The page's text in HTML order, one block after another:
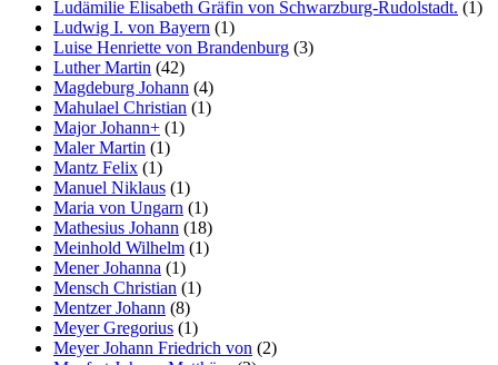
Ludämilie Elisabeth Gräfin von Schwarzburg-Rudolstadt. (1)
Ludwig I. von Bayern (1)
Luise Henriette von Brandenburg (3)
Luther Martin (42)
Magdeburg Johann (4)
Mahulael Christian (1)
Major Johann+ (1)
Maler Martin (1)
Mantz Felix (1)
Manuel Niklaus (1)
Maria von Ungarn (1)
Mathesius Johann (18)
Meinhold Wilhelm (1)
Mener Johanna (1)
Mensch Christian (1)
Mentzer Johann (8)
Meyer Gregorius (1)
Meyer Johann Friedrich von (2)